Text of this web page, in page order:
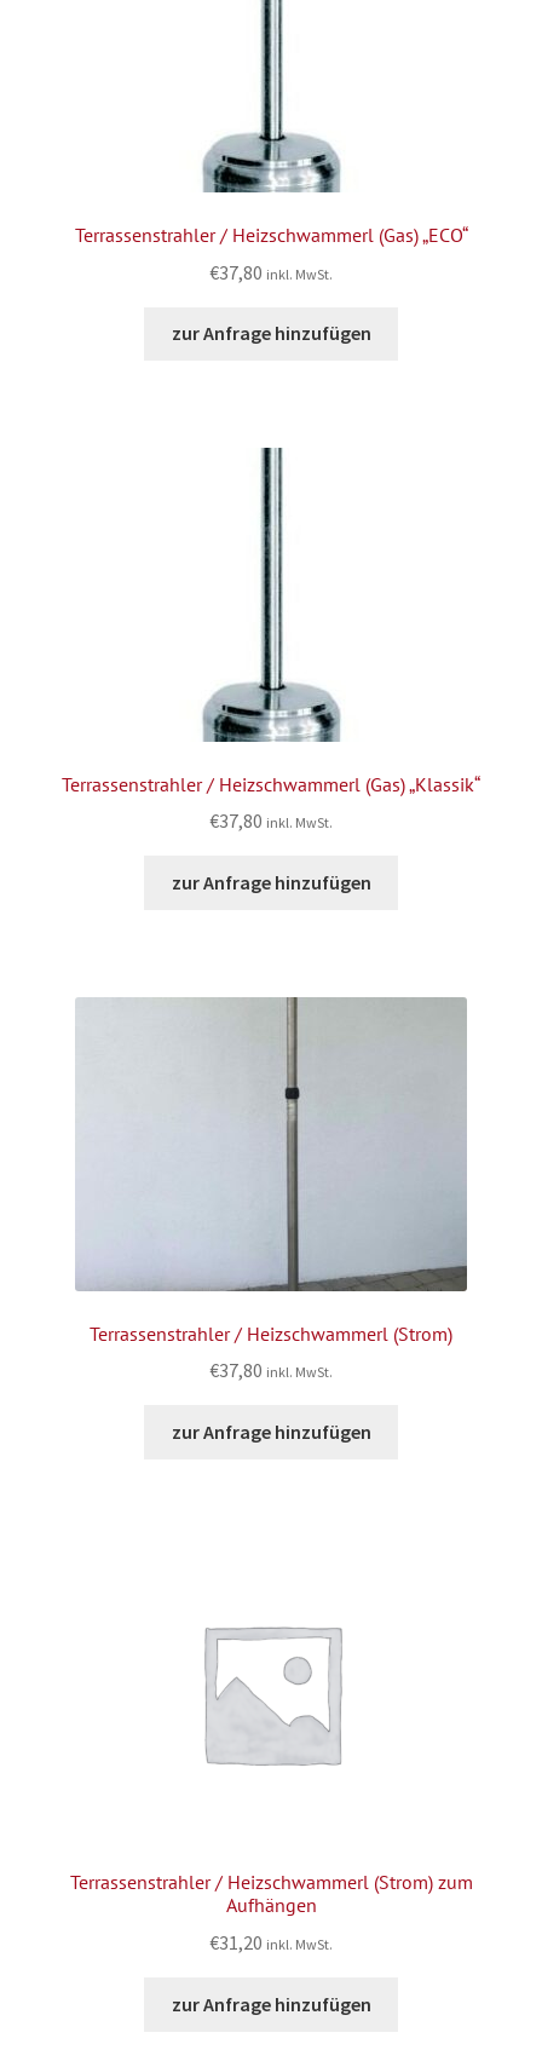
Terrassenstrahler / Heizschwammerl (Gas) „ECO“
€37,80 inkl. MwSt.
zur Anfrage hinzufügen
Terrassenstrahler / Heizschwammerl (Gas) „Klassik“
€37,80 inkl. MwSt.
zur Anfrage hinzufügen
Terrassenstrahler / Heizschwammerl (Strom)
€37,80 inkl. MwSt.
zur Anfrage hinzufügen
Terrassenstrahler / Heizschwammerl (Strom) zum
Aufhängen
€31,20 inkl. MwSt.
zur Anfrage hinzufügen